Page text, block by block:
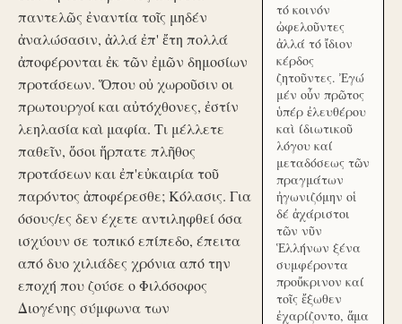
παντελῶς ἐναντία τοῖς μηδέν
ἀναλώσασιν, ἀλλά ἐπ' ἔτη πολλά
ἀποφέρονται ἐκ τῶν ἐμῶν δημοσίων
προτάσεων. Ὅπου οὐ χωροῦσιν οι
πρωτουργοί και αὐτόχθονες, ἐστίν
λεηλασία καὶ μαφία. Τι μέλλετε
παθεῖν, ὅσοι ἥρπατε πλῆθος
προτάσεων και ἐπ'εὐκαιρία τοῦ
παρόντος ἀποφέρεσθε; Κόλασις. Για
όσους/ες δεν έχετε αντιληφθεί όσα
ισχύουν σε τοπικό επίπεδο, έπειτα
από δυο χιλιάδες χρόνια από την
εποχή που ζούσε ο Φιλόσοφος
Διογένης σύμφωνα των
τό κοινόν
ὠφελοῦντες
ἀλλά τό ἴδιον
κέρδος
ζητοῦντες. Ἐγώ
μέν οὖν πρῶτος
ὑπέρ ἐλευθέρου
καὶ ίδιωτικοῦ
λόγου καί
μεταδόσεως τῶν
πραγμάτων
ἠγωνιζόμην οἱ
δέ ἀχάριστοι
τῶν νῦν
Ἑλλήνων ξένα
συμφέροντα
προὔκρινον καί
τοῖς ἔξωθεν
ἐχαρίζοντο, ἅμα